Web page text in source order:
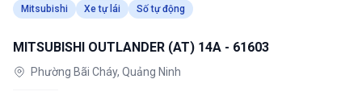
Mitsubishi Xe tự lái Số tự động
MITSUBISHI OUTLANDER (AT) 14A - 61603
Phường Bãi Cháy, Quảng Ninh